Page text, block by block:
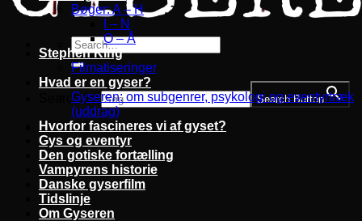
Search for: Search Button
Bøger: A – H
I – N
O – Å
Stephen King
Filmatiseringer
Hvad er en gyser?
Gyseren: om subgenrer, psykologi og eventyrtræk
(uddrag)
Hvorfor fascineres vi af gyset?
Gys og eventyr
Den gotiske fortælling
Vampyrens historie
Danske gyserfilm
Tidslinje
Om Gyseren